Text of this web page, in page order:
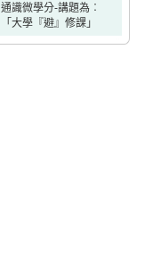
通識微學分-講題為︰
「大學『避』修課」